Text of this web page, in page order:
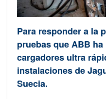
Para responder a la
pruebas que ABB
cargadores ultra
instalaciones de
Suecia.